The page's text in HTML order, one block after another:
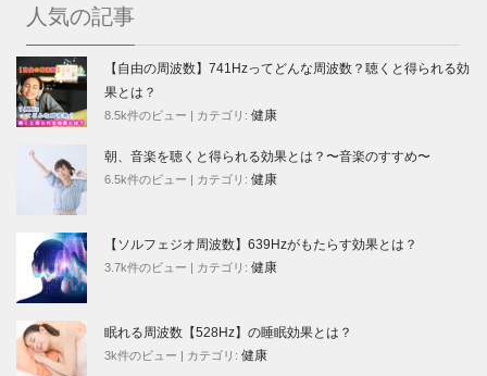
人気の記事
【自由の周波数】741Hzってどんな周波数？聴くと得られる効
果とは？
8.5k件のビュー カテゴリ: 健康
朝、音楽を聴くと得られる効果とは？〜音楽のすすめ〜
6.5k件のビュー カテゴリ: 健康
【ソルフェジオ周波数】639Hzがもたらす効果とは？
3.7k件のビュー カテゴリ: 健康
眠れる周波数【528Hz】の睡眠効果とは？
3k件のビュー カテゴリ: 健康